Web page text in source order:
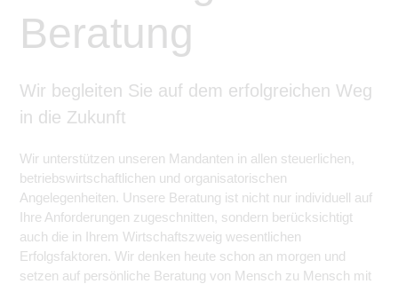
Beratung
Wir begleiten Sie auf dem erfolgreichen Weg
in die Zukunft
Wir unterstützen unseren Mandanten in allen steuerlichen,
betriebswirtschaftlichen und organisatorischen
Angelegenheiten. Unsere Beratung ist nicht nur individuell auf
Ihre Anforderungen zugeschnitten, sondern berücksichtigt
auch die in Ihrem Wirtschaftszweig wesentlichen
Erfolgsfaktoren. Wir denken heute schon an morgen und
setzen auf persönliche Beratung von Mensch zu Mensch mit